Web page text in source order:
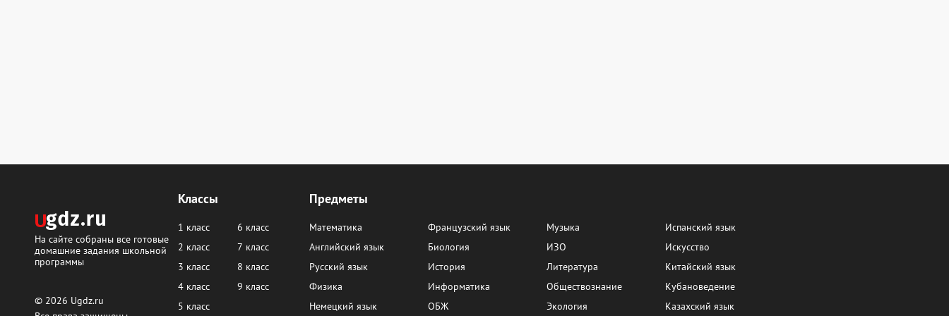
Классы
1 класс
2 класс
3 класс
4 класс
5 класс
6 класс
7 класс
8 класс
9 класс
Предметы
Математика
Английский язык
Русский язык
Физика
Немецкий язык
Французский язык
Биология
История
Информатика
ОБЖ
Музыка
ИЗО
Литература
Обществознание
Экология
Испанский язык
Искусство
Китайский язык
Кубановедение
Казахский язык
На сайте собраны все готовые
домашние задания школьной
программы
© 2026 Ugdz.ru